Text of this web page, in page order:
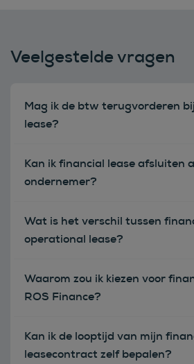
Veelgestelde vragen
Mag ik de btw terugvorderen
lease?
Kan ik financial lease afsluiten
ondernemer?
Wat is het verschil tussen
operational lease?
Waarom zou ik kiezen voor
ROS Finance?
Kan ik de looptijd van mijn
leasecontract zelf bepalen?